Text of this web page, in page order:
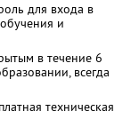
для входа в
и
в течение 6
всегда
техническая